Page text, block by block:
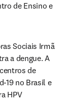
de Ensino e
Sociais Irmã
a dengue. A
de
19 no Brasil e
HPV